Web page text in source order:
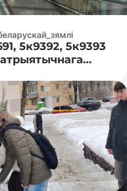
5к9392, 5к9393
Вялікай